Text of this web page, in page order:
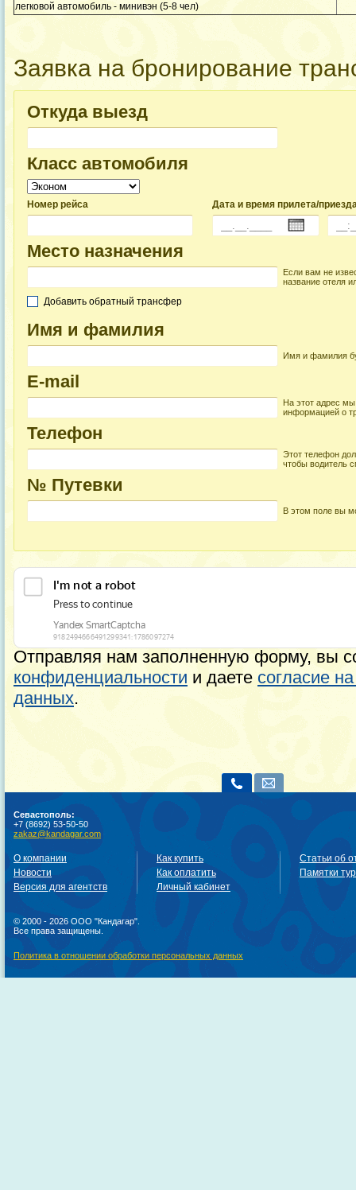
легковой автомобиль - минивэн (5-8 чел)
Заявка на бронирование
Откуда выезд
Класс автомобиля
Номер рейса Дата и время прилета/
Место назначения
Если вам не
название отеля
Добавить обратный трансфер
Имя и фамилия
Имя и фамилия
E-mail
На этот адрес
информацией о
Телефон
Этот телефон
чтобы водитель
№ Путевки
В этом поле вы
Отправляя нам заполненную форму, вы
конфиденциальности и даете согласие
данных.
Севастополь:
+7 (8692) 53-50-50
zakaz@kandagar.com
О компании
Новости
Версия для агентств
Как купить
Как оплатить
Личный кабинет
Статьи об
Памятки
© 2000 - 2026 ООО "Кандагар".
Все права защищены.
Политика в отношении обработки персональных данных